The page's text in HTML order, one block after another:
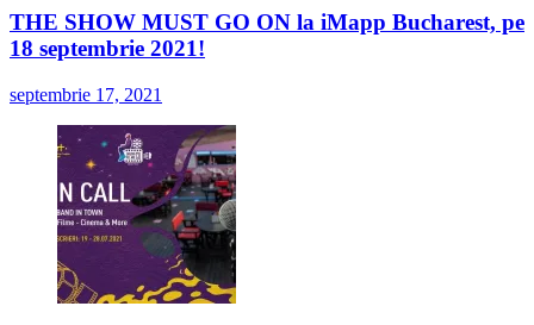
THE SHOW MUST GO ON la iMapp Bucharest, pe
18 septembrie 2021!
septembrie 17, 2021